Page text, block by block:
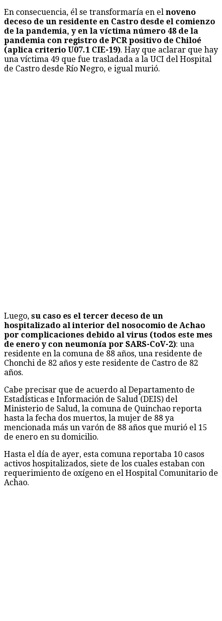
En consecuencia, él se transformaría en el noveno
deceso de un residente en Castro desde el comienzo
de la pandemia, y en la víctima número 48 de la
pandemia con registro de PCR positivo de Chiloé
(aplica criterio U07.1 CIE-19). Hay que aclarar que hay
una víctima 49 que fue trasladada a la UCI del Hospital
de Castro desde Río Negro, e igual murió.
Luego, su caso es el tercer deceso de un
hospitalizado al interior del nosocomio de Achao
por complicaciones debido al virus (todos este mes
de enero y con neumonía por SARS-CoV-2): una
residente en la comuna de 88 años, una residente de
Chonchi de 82 años y este residente de Castro de 82
años.
Cabe precisar que de acuerdo al Departamento de
Estadísticas e Información de Salud (DEIS) del
Ministerio de Salud, la comuna de Quinchao reporta
hasta la fecha dos muertos, la mujer de 88 ya
mencionada más un varón de 88 años que murió el 15
de enero en su domicilio.
Hasta el día de ayer, esta comuna reportaba 10 casos
activos hospitalizados, siete de los cuales estaban con
requerimiento de oxígeno en el Hospital Comunitario de
Achao.